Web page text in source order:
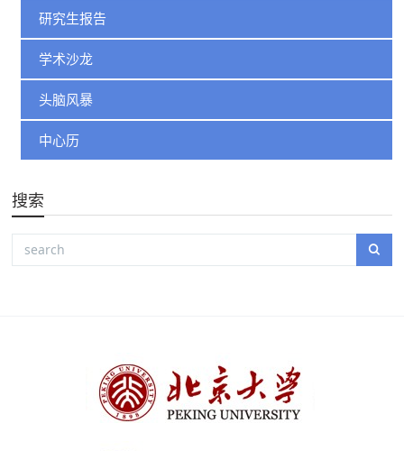
研究生报告
学术沙龙
头脑风暴
中心历
搜索